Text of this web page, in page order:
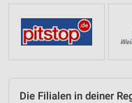
Die Filialen in deiner